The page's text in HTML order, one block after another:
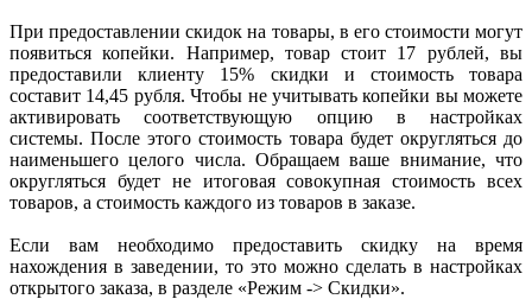
При предоставлении скидок на товары, в его стоимости могут
появиться копейки. Например, товар стоит 17 рублей, вы
предоставили клиенту 15% скидки и стоимость товара
составит 14,45 рубля. Чтобы не учитывать копейки вы можете
активировать соответствующую опцию в настройках
системы. После этого стоимость товара будет округляться до
наименьшего целого числа. Обращаем ваше внимание, что
округляться будет не итоговая совокупная стоимость всех
товаров, а стоимость каждого из товаров в заказе.
Если вам необходимо предоставить скидку на время
нахождения в заведении, то это можно сделать в настройках
открытого заказа, в разделе «Режим -> Скидки».